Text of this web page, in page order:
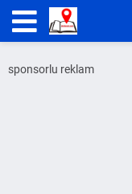
sponsorlu reklam